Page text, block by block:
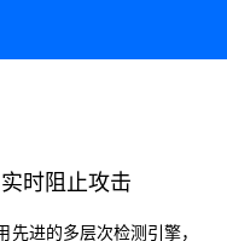
时阻止攻击
进的多层次检测引擎，